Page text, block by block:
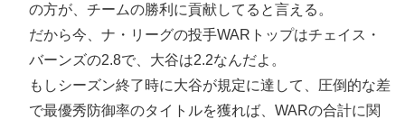
の方が、チームの勝利に貢献してると言える。
だから今、ナ・リーグの投手WARトップはチェイス・
バーンズの2.8で、大谷は2.2なんだよ。
もしシーズン終了時に大谷が規定に達して、圧倒的な差
で最優秀防御率のタイトルを獲れば、WARの合計に関